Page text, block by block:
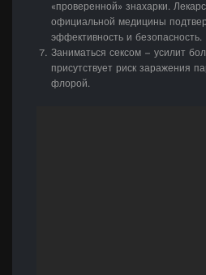
«проверенной» знахарки.
официальной медицины
эффективность и безопасность.
Заниматься сексом – усилит
присутствует риск заражения
флорой.